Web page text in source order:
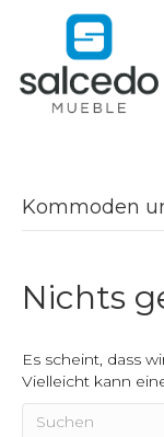
Kommoden
Nichts
Es scheint, dass
Vielleicht kann